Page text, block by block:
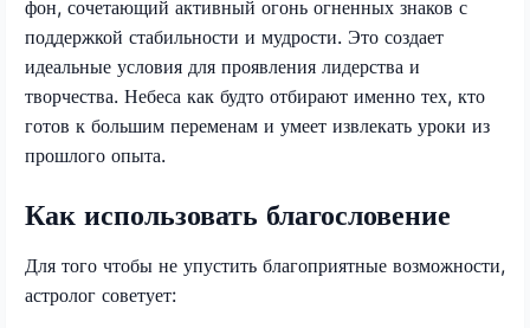
фон, сочетающий активный огонь огненных знаков с
поддержкой стабильности и мудрости. Это создает
идеальные условия для проявления лидерства и
творчества. Небеса как будто отбирают именно тех, кто
готов к большим переменам и умеет извлекать уроки из
прошлого опыта.
Как использовать благословение
Для того чтобы не упустить благоприятные возможности,
астролог советует: